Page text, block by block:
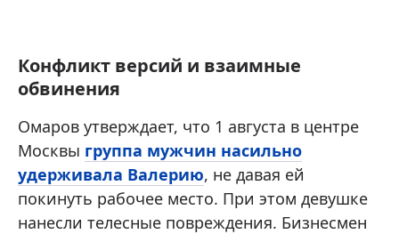
Конфликт версий и взаимные
обвинения
Омаров утверждает, что 1 августа в центре
Москвы группа мужчин насильно
удерживала Валерию, не давая ей
покинуть рабочее место. При этом девушке
нанесли телесные повреждения. Бизнесмен